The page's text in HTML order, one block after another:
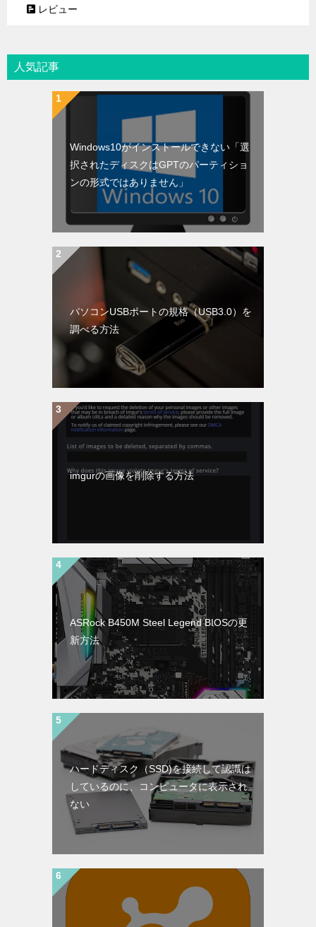
レビュー
人気記事
Windows10がインストールできない「選
択されたディスクはGPTのパーティショ
ンの形式ではありません」
パソコンUSBポートの規格（USB3.0）を
調べる方法
imgurの画像を削除する方法
ASRock B450M Steel Legend BIOSの更
新方法
ハードディスク（SSD)を接続して認識は
しているのに、コンピュータに表示され
ない